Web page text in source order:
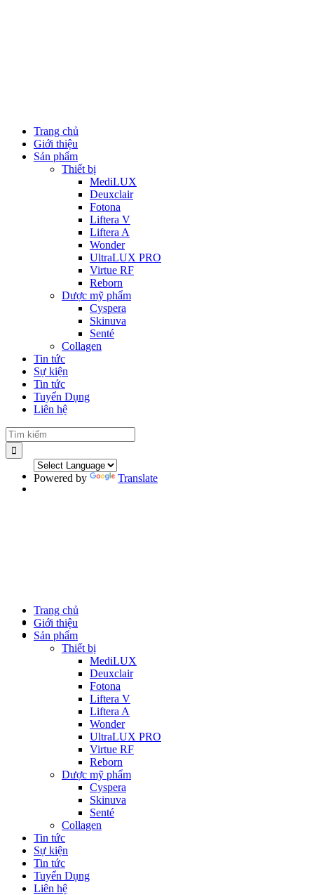
Trang chủ
Giới thiệu
Sản phẩm
Thiết bị
MediLUX
Deuxclair
Fotona
Liftera V
Liftera A
Wonder
UltraLUX PRO
Virtue RF
Reborn
Dược mỹ phẩm
Cyspera
Skinuva
Senté
Collagen
Tin tức
Sự kiện
Tin tức
Tuyển Dụng
Liên hệ
Powered by Translate
Trang chủ
Giới thiệu
Sản phẩm
Thiết bị
MediLUX
Deuxclair
Fotona
Liftera V
Liftera A
Wonder
UltraLUX PRO
Virtue RF
Reborn
Dược mỹ phẩm
Cyspera
Skinuva
Senté
Collagen
Tin tức
Sự kiện
Tin tức
Tuyển Dụng
Liên hệ